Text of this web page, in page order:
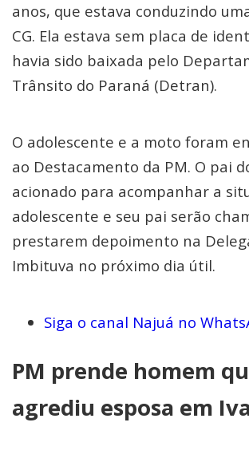
anos, que estava conduzindo
CG. Ela estava sem placa de
havia sido baixada pelo
Trânsito do Paraná (Detran).
O adolescente e a moto foram
ao Destacamento da PM. O pai
acionado para acompanhar a
adolescente e seu pai serão
prestarem depoimento na
Imbituva no próximo dia útil.
Siga o canal Najuá no
PM prende homem
agrediu esposa em